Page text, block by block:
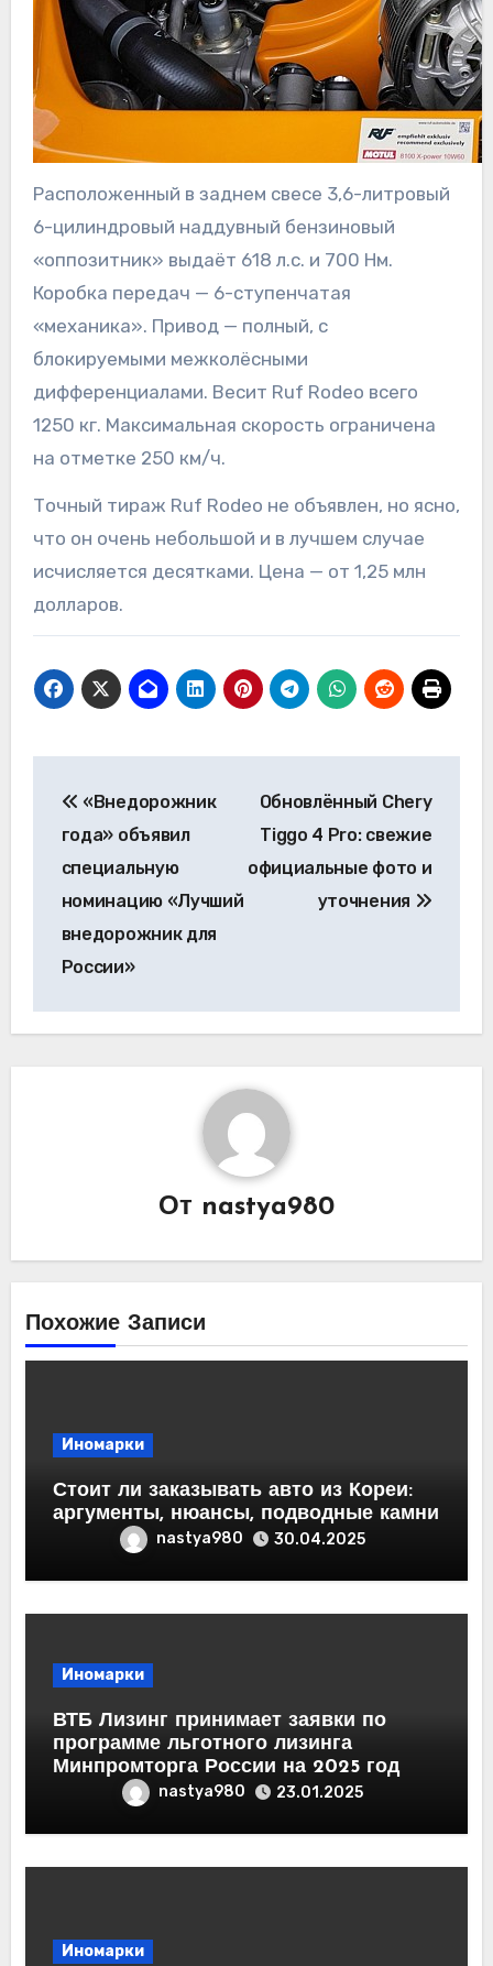
Расположенный в заднем свесе 3,6-литровый
6-цилиндровый наддувный бензиновый
«оппозитник» выдаёт 618 л.с. и 700 Нм.
Коробка передач — 6-ступенчатая
«механика». Привод — полный, с
блокируемыми межколёсными
дифференциалами. Весит Ruf Rodeo всего
1250 кг. Максимальная скорость ограничена
на отметке 250 км/ч.
Точный тираж Ruf Rodeo не объявлен, но ясно,
что он очень небольшой и в лучшем случае
исчисляется десятками. Цена — от 1,25 млн
долларов.
по
записям
«Внедорожник
года» объявил
специальную
номинацию «Лучший
внедорожник для
России»
Обновлённый Chery
Tiggo 4 Pro: свежие
официальные фото и
уточнения
От nastya980
Похожие Записи
Иномарки
Стоит ли заказывать авто из Кореи:
аргументы, нюансы, подводные камни
nastya980 30.04.2025
Иномарки
ВТБ Лизинг принимает заявки по
программе льготного лизинга
Минпромторга России на 2025 год
nastya980 23.01.2025
Иномарки